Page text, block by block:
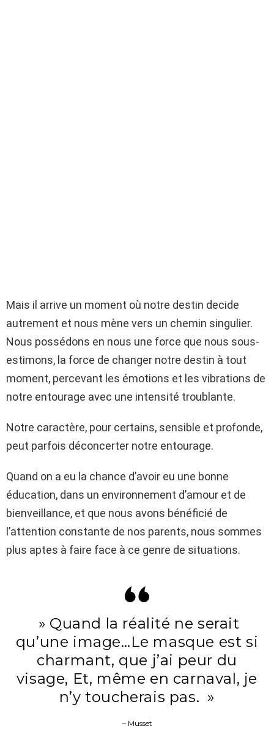
Mais il arrive un moment où notre destin decide
autrement et nous mène vers un chemin singulier.
Nous possédons en nous une force que nous sous-
estimons, la force de changer notre destin à tout
moment, percevant les émotions et les vibrations de
notre entourage avec une intensité troublante.
Notre caractère, pour certains, sensible et profonde,
peut parfois déconcerter notre entourage.
Quand on a eu la chance d’avoir eu une bonne
éducation, dans un environnement d’amour et de
bienveillance, et que nous avons bénéficié de
l’attention constante de nos parents, nous sommes
plus aptes à faire face à ce genre de situations.
» Quand la réalité ne serait
qu’une image…Le masque est si
charmant, que j’ai peur du
visage, Et, même en carnaval, je
n’y toucherais pas. »
– Musset